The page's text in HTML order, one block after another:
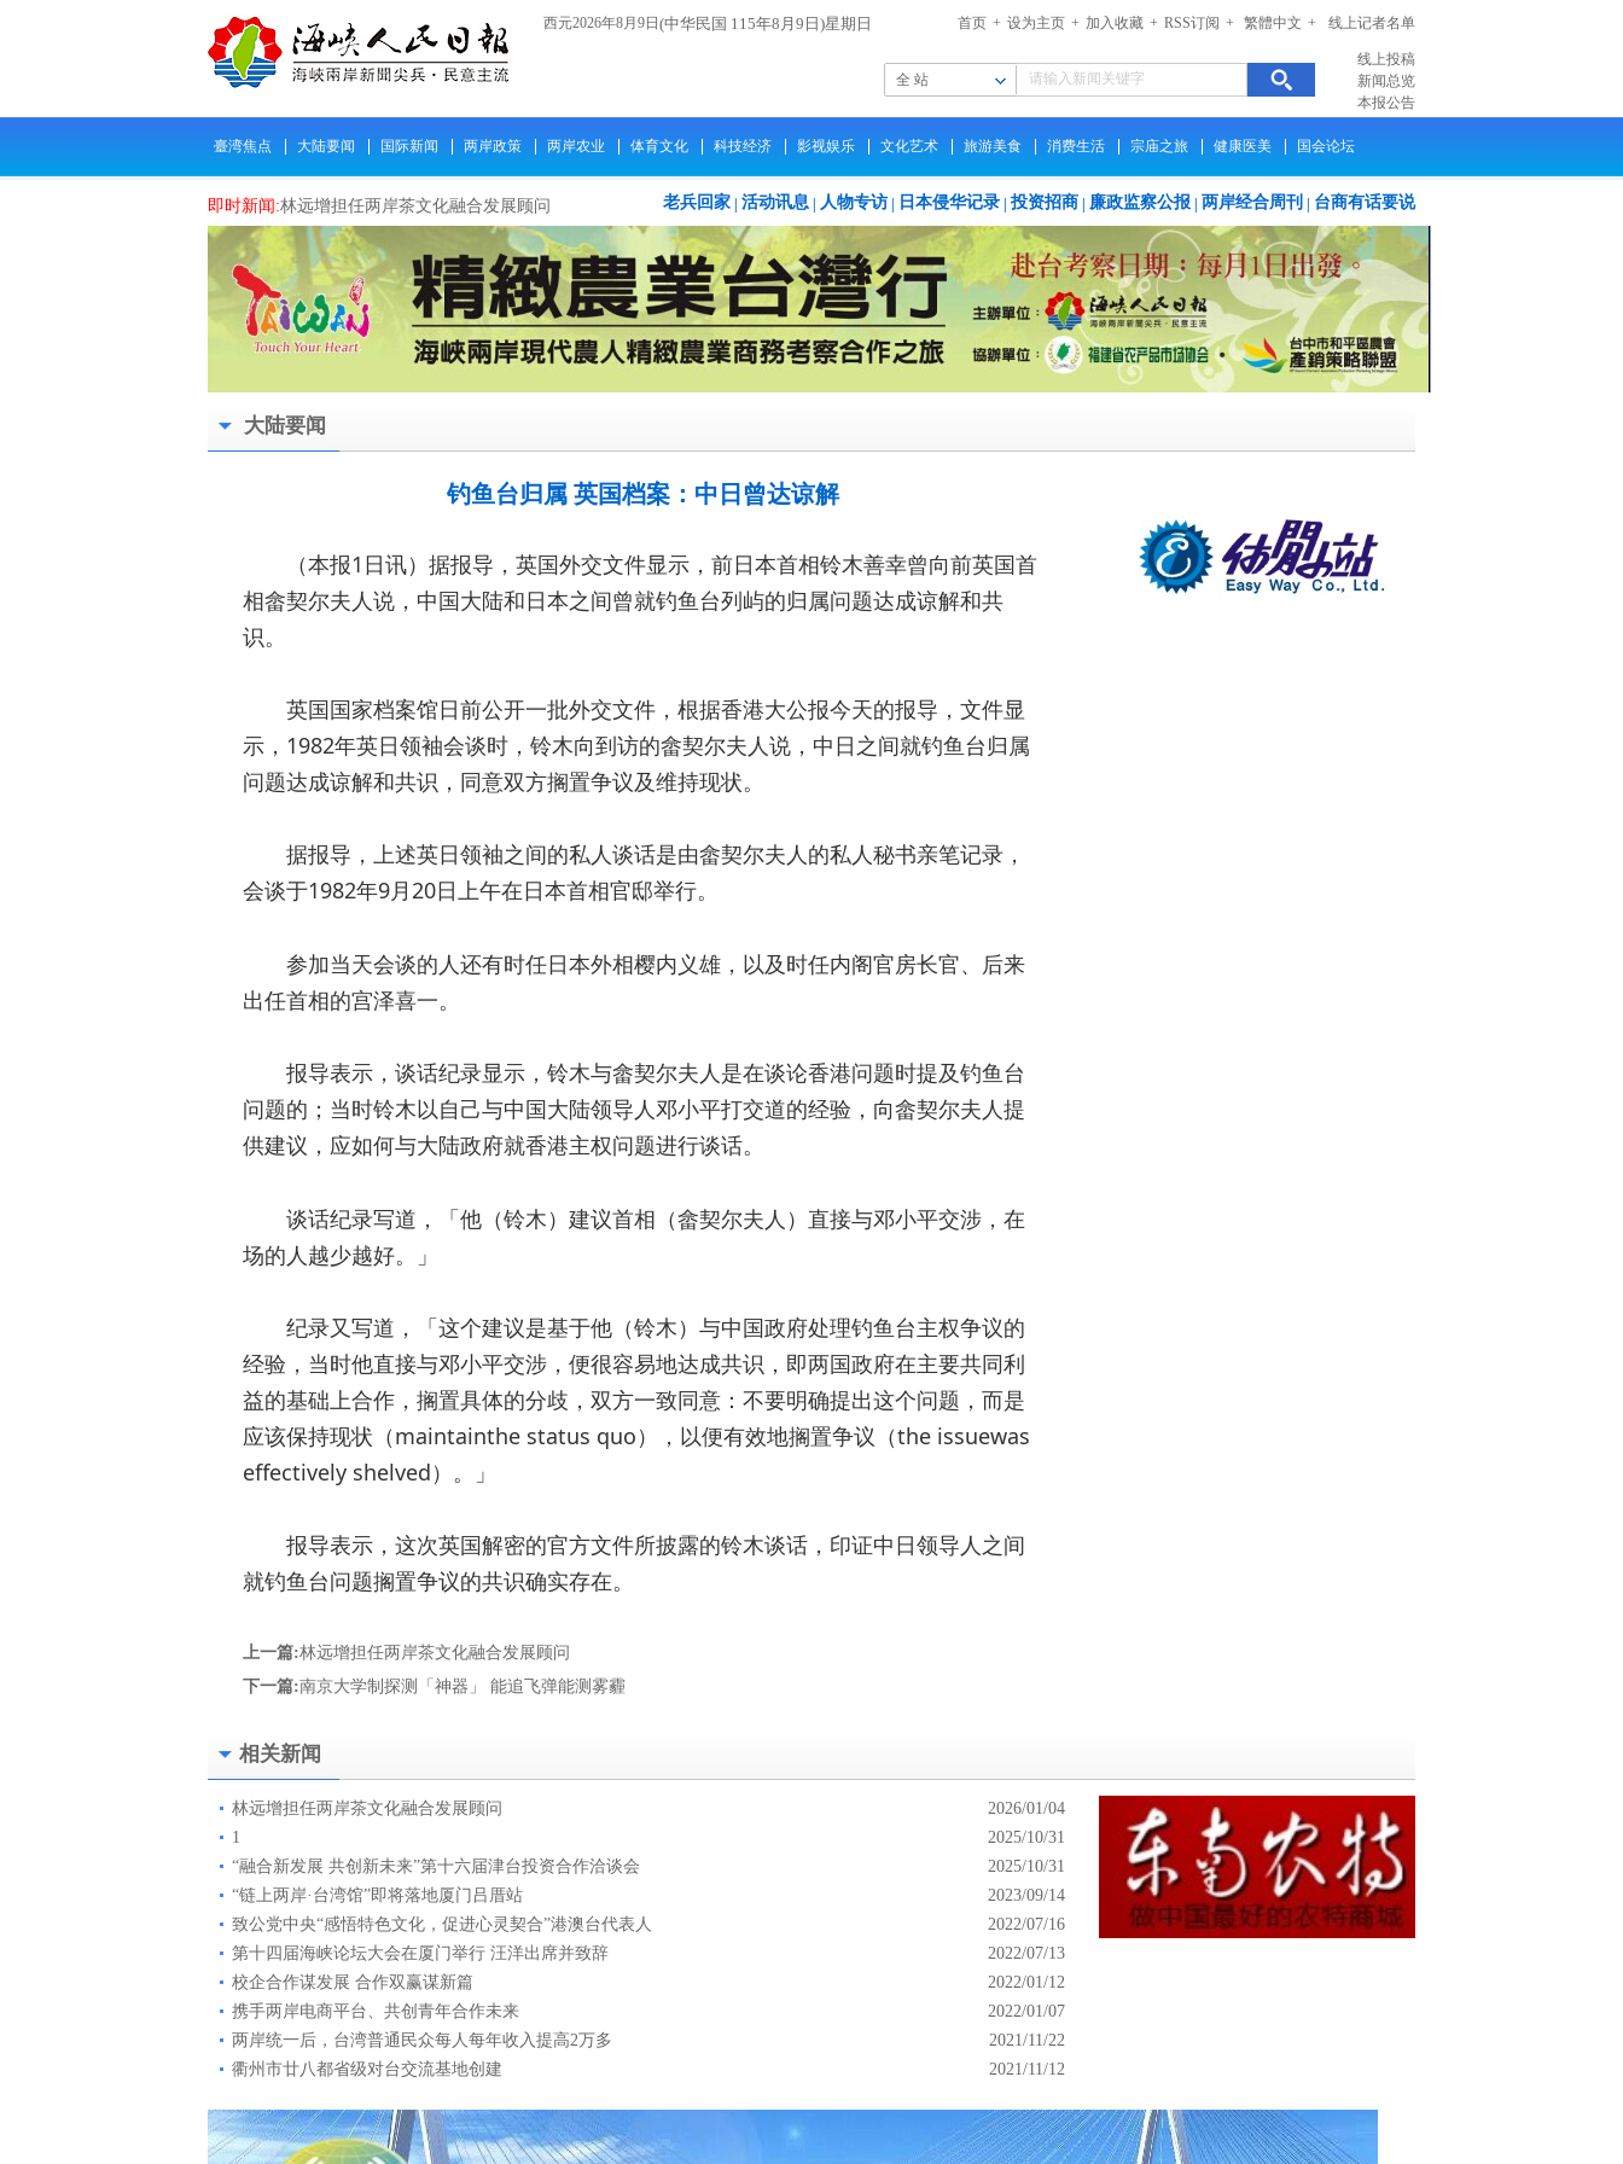
西元2026年8月9日 (中华民国 115年8月9日)星期日 首页 + 设为主页 + 加入收藏 + RSS订阅 + 繁體中文 + 线上记者名单
全 站
线上投稿
新闻总览
本报公告
臺湾焦点 大陆要闻 国际新闻 两岸政策 两岸农业 体育文化 科技经济 影视娱乐 文化艺术 旅游美食 消费生活 宗庙之旅 健康医美 国会论坛
即时新闻:林远增担任两岸茶文化融合发展顾问
即时新闻:
郭文贵成诈骗首脑在美国被补 台
即时新闻:
2023百工百页民间「国是论坛」于01/
即时新闻:翰墨香海峡 文脉融川台 纪念“九
即时新闻:【台湾人民觉醒运动】全岛遍地开花
携手两岸电商平台、共创青年合作未
衢州市廿八都省级对台交流基地创建
老兵回家 活动讯息 人物专访 日本侵华记录 投资招商 廉政监察公报 两岸经合周刊 台商有话要说
大陆要闻
钓鱼台归属 英国档案：中日曾达谅解
（本报1日讯）据报导，英国外交文件显示，前日本首相铃木善幸曾向前英国首
相畲契尔夫人说，中国大陆和日本之间曾就钓鱼台列屿的归属问题达成谅解和共
识。
英国国家档案馆日前公开一批外交文件，根据香港大公报今天的报导，文件显
示，1982年英日领袖会谈时，铃木向到访的畲契尔夫人说，中日之间就钓鱼台归属
问题达成谅解和共识，同意双方搁置争议及维持现状。
据报导，上述英日领袖之间的私人谈话是由畲契尔夫人的私人秘书亲笔记录，
会谈于1982年9月20日上午在日本首相官邸举行。
参加当天会谈的人还有时任日本外相樱内义雄，以及时任内阁官房长官、后来
出任首相的宫泽喜一。
报导表示，谈话纪录显示，铃木与畲契尔夫人是在谈论香港问题时提及钓鱼台
问题的；当时铃木以自己与中国大陆领导人邓小平打交道的经验，向畲契尔夫人提
供建议，应如何与大陆政府就香港主权问题进行谈话。
谈话纪录写道，「他（铃木）建议首相（畲契尔夫人）直接与邓小平交涉，在
场的人越少越好。」
纪录又写道，「这个建议是基于他（铃木）与中国政府处理钓鱼台主权争议的
经验，当时他直接与邓小平交涉，便很容易地达成共识，即两国政府在主要共同利
益的基础上合作，搁置具体的分歧，双方一致同意：不要明确提出这个问题，而是
应该保持现状（maintainthe status quo），以便有效地搁置争议（the issuewas
effectively shelved）。」
报导表示，这次英国解密的官方文件所披露的铃木谈话，印证中日领导人之间
就钓鱼台问题搁置争议的共识确实存在。
上一篇:林远增担任两岸茶文化融合发展顾问
下一篇:南京大学制探测「神器」 能追飞弹能测雾霾
相关新闻
林远增担任两岸茶文化融合发展顾问
2026/01/04
1
2025/10/31
“融合新发展 共创新未来”第十六届津台投资合作洽谈会
2025/10/31
“链上两岸·台湾馆”即将落地厦门吕厝站
2023/09/14
致公党中央“感悟特色文化，促进心灵契合”港澳台代表人
2022/07/16
第十四届海峡论坛大会在厦门举行 汪洋出席并致辞
2022/07/13
校企合作谋发展 合作双赢谋新篇
2022/01/12
携手两岸电商平台、共创青年合作未来
2022/01/07
两岸统一后，台湾普通民众每人每年收入提高2万多
2021/11/22
衢州市廿八都省级对台交流基地创建
2021/11/12